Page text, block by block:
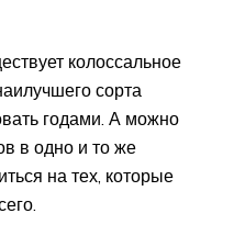
колоссальное
сорта
годами. А можно
в одно и то же
на тех, которые